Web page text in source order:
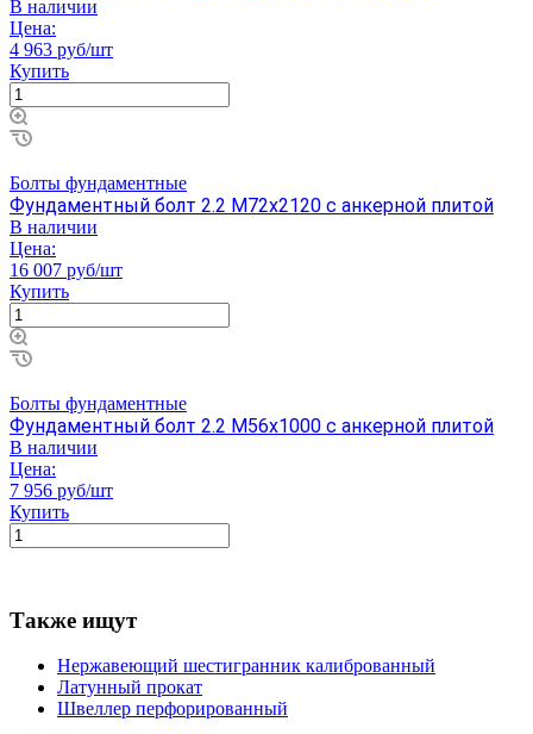
В наличии
Цена:
4 963 руб/шт
Купить
Болты фундаментные
Фундаментный болт 2.2 М72х2120 с анкерной плитой
В наличии
Цена:
16 007 руб/шт
Купить
Болты фундаментные
Фундаментный болт 2.2 М56х1000 с анкерной плитой
В наличии
Цена:
7 956 руб/шт
Купить
Также ищут
Нержавеющий шестигранник калиброванный
Латунный прокат
Швеллер перфорированный